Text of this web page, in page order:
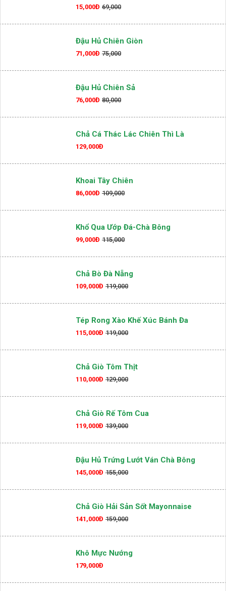
15,000Đ 69,000
Đậu Hủ Chiên Giòn
71,000Đ 75,000
Đậu Hủ Chiên Sả
76,000Đ 80,000
Chả Cá Thác Lác Chiên Thì Là
129,000Đ
Khoai Tây Chiên
86,000Đ 109,000
Khổ Qua Ướp Đá-Chà Bông
99,000Đ 115,000
Chả Bò Đà Nẵng
109,000Đ 119,000
Tép Rong Xào Khế Xúc Bánh Đa
115,000Đ 119,000
Chả Giò Tôm Thịt
110,000Đ 129,000
Chả Giò Rế Tôm Cua
119,000Đ 139,000
Đậu Hủ Trứng Lướt Ván Chà Bông
145,000Đ 155,000
Chả Giò Hải Sản Sốt Mayonnaise
141,000Đ 159,000
Khô Mực Nướng
179,000Đ